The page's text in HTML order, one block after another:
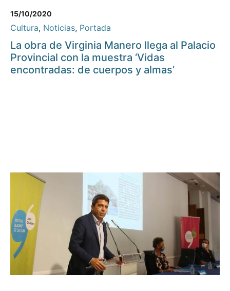
15/10/2020
Cultura, Noticias, Portada
La obra de Virginia Manero llega al Palacio
Provincial con la muestra ‘Vidas
encontradas: de cuerpos y almas’